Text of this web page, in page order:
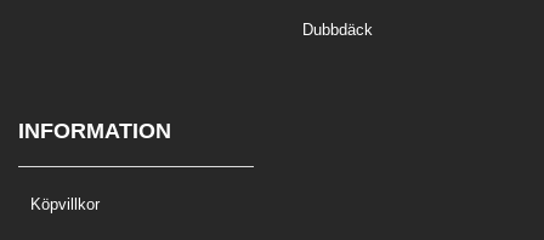
Dubbdäck
INFORMATION
Köpvillkor